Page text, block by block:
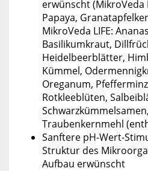
erwünscht (MikroVeda
Papaya,
MikroVeda LIFE:
Basilikumkraut,
Heidelbeerblätter,
Kümmel,
Oreganum,
Rotkleeblüten,
Traubenkernmehl
Sanftere pH-Wert-
Struktur des
Aufbau erwünscht